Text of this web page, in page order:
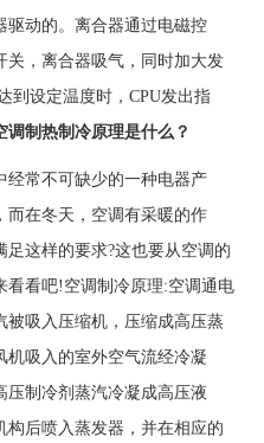
驱动的。离合器通过电磁控
关，离合器吸气，同时加大发
到设定温度时，CPU发出指
调制热制冷原理是什么？
经常不可缺少的一种电器产
而在冬天，空调有采暖的作
这样的要求?这也要从空调的
看看吧!空调制冷原理:空调通电
被吸入压缩机，压缩成高压蒸
机吸入的室外空气流经冷凝
压制冷剂蒸汽冷凝成高压液
构后喷入蒸发器，并在相应的